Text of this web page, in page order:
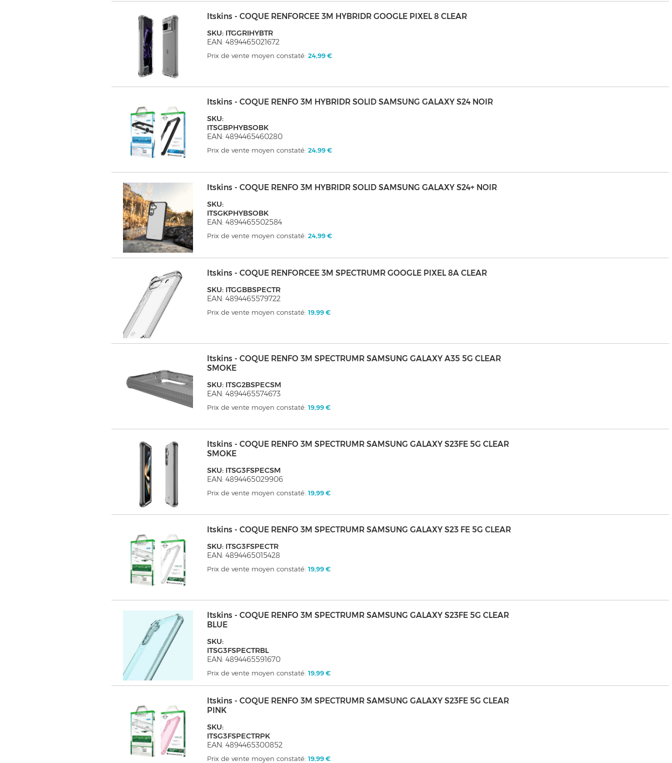
Itskins - COQUE RENFORCEE 3M HYBRIDR GOOGLE PIXEL 8 CLEAR
SKU: ITGGRIHYBTR
EAN: 4894465021672
Prix de vente moyen constaté:24,99 €
Itskins - COQUE RENFO 3M HYBRIDR SOLID SAMSUNG GALAXY S24 NOIR
SKU:
ITSGBPHYBSOBK
EAN: 4894465460280
Prix de vente moyen constaté:24,99 €
Itskins - COQUE RENFO 3M HYBRIDR SOLID SAMSUNG GALAXY S24+ NOIR
SKU:
ITSGKPHYBSOBK
EAN: 4894465502584
Prix de vente moyen constaté:24,99 €
Itskins - COQUE RENFORCEE 3M SPECTRUMR GOOGLE PIXEL 8A CLEAR
SKU: ITGGBBSPECTR
EAN: 4894465579722
Prix de vente moyen constaté:19,99 €
Itskins - COQUE RENFO 3M SPECTRUMR SAMSUNG GALAXY A35 5G CLEAR
SMOKE
SKU: ITSG2BSPECSM
EAN: 4894465574673
Prix de vente moyen constaté:19,99 €
Itskins - COQUE RENFO 3M SPECTRUMR SAMSUNG GALAXY S23FE 5G CLEAR
SMOKE
SKU: ITSG3FSPECSM
EAN: 4894465029906
Prix de vente moyen constaté:19,99 €
Itskins - COQUE RENFO 3M SPECTRUMR SAMSUNG GALAXY S23 FE 5G CLEAR
SKU: ITSG3FSPECTR
EAN: 4894465015428
Prix de vente moyen constaté:19,99 €
Itskins - COQUE RENFO 3M SPECTRUMR SAMSUNG GALAXY S23FE 5G CLEAR
BLUE
SKU:
ITSG3FSPECTRBL
EAN: 4894465591670
Prix de vente moyen constaté:19,99 €
Itskins - COQUE RENFO 3M SPECTRUMR SAMSUNG GALAXY S23FE 5G CLEAR
PINK
SKU:
ITSG3FSPECTRPK
EAN: 4894465300852
Prix de vente moyen constaté:19,99 €